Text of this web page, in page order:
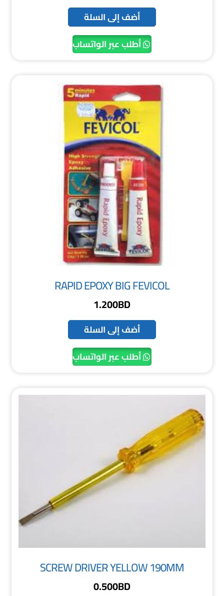
أضف إلى السلة
أطلب عبر الواتساب
RAPID EPOXY BIG FEVICOL
1.200BD
أضف إلى السلة
أطلب عبر الواتساب
SCREW DRIVER YELLOW 190MM
0.500BD